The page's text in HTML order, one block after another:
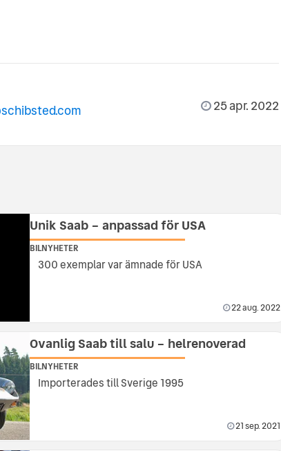
25 apr. 2022
Unik Saab – anpassad för USA
BILNYHETER
300 exemplar var ämnade för USA
22 aug. 2022
Ovanlig Saab till salu – helrenoverad
BILNYHETER
Importerades till Sverige 1995
21 sep. 2021